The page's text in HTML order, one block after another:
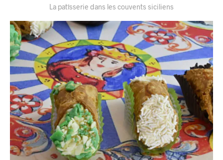
La patîsserie dans les couvents siciliens